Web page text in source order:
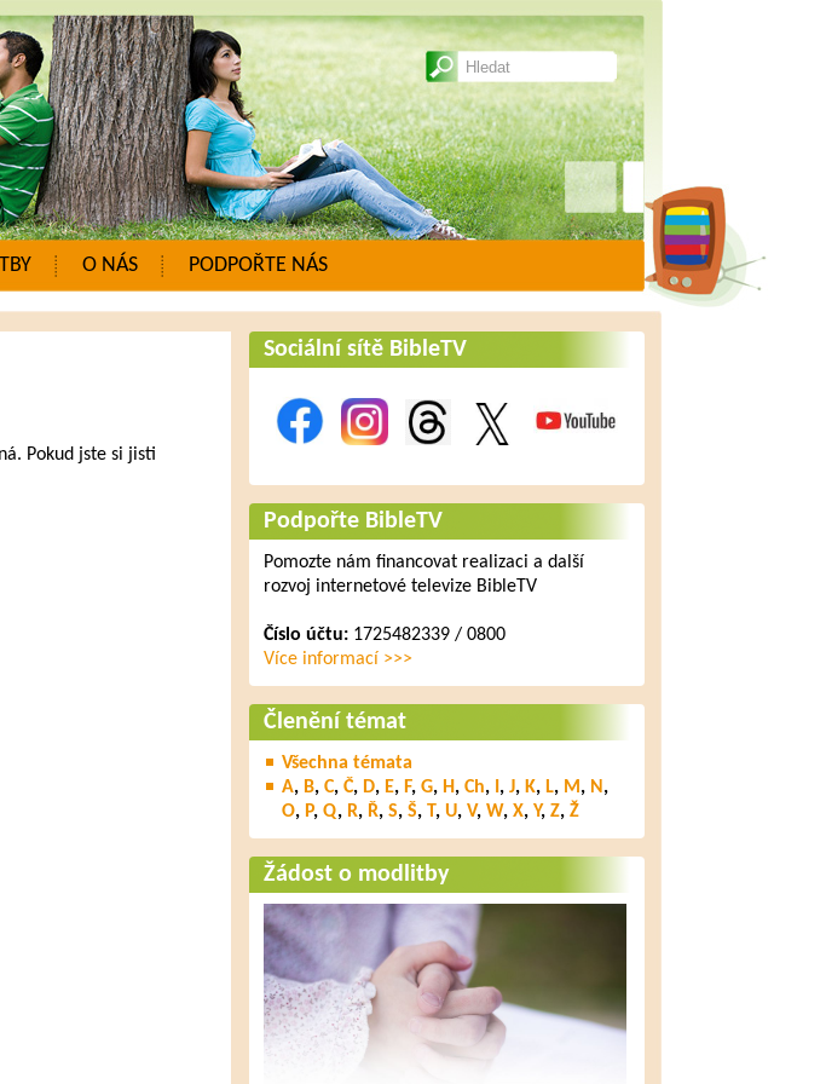
O NÁS PODPOŘTE NÁS
Pokud jste si jisti
Sociální sítě BibleTV
Podpořte BibleTV
Pomozte nám financovat realizaci a další
rozvoj internetové televize BibleTV
Číslo účtu:1725482339 / 0800
Více informací >>>
Členění témat
Všechna témata
A, B, C, Č, D, E, F, G, H, Ch, , J, K, L, M, N ,
O, P, Q, R, Ř, S, Š, T, U, V, W, X, Y, Z, Ž
Žádost o modlitby